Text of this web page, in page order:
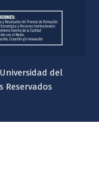
del
Reservados